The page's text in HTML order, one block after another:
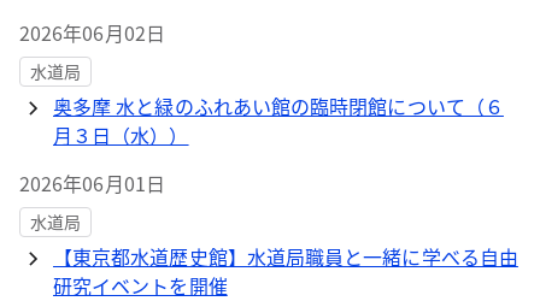
2026年06月02日
水道局
奥多摩 水と緑のふれあい館の臨時閉館について（６
月３日（水））
2026年06月01日
水道局
【東京都水道歴史館】水道局職員と一緒に学べる自由
研究イベントを開催